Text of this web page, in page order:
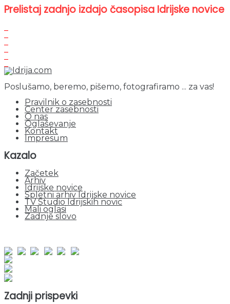
Prelistaj zadnjo izdajo časopisa Idrijske novice
Poslušamo, beremo, pišemo, fotografiramo ... za vas!
Pravilnik o zasebnosti
Center zasebnosti
O nas
Oglaševanje
Kontakt
Impresum
Kazalo
Začetek
Arhiv
Idrijske novice
Spletni arhiv Idrijske novice
TV Studio Idrijskih novic
Mali oglasi
Zadnje slovo
Zadnji prispevki